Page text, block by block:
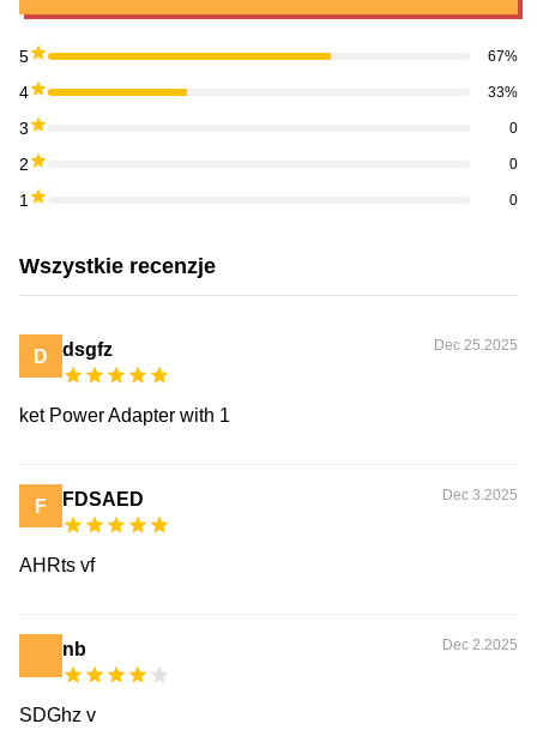
5 67%
4 33%
3 0
2 0
1 0
Wszystkie recenzje
D dsgfz Dec 25.2025
ket Power Adapter with 1
F FDSAED Dec 3.2025
AHRts vf
nb Dec 2.2025
SDGhz v